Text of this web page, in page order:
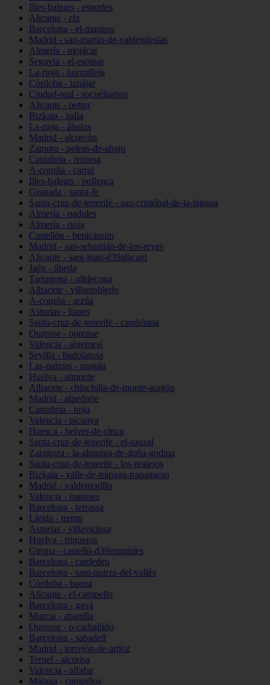
Illes-balears - esporles
Alicante - elx
Barcelona - el-masnou
Madrid - san-martín-de-valdeiglesias
Almería - mojácar
Segovia - el-espinar
La-rioja - hormilleja
Córdoba - iznájar
Ciudad-real - socuéllamos
Alicante - petrer
Bizkaia - zalla
La-rioja - ábalos
Madrid - alcorcón
Zamora - peleas-de-abajo
Cantabria - reinosa
A-coruña - carral
Illes-balears - pollença
Granada - santa-fe
Santa-cruz-de-tenerife - san-cristóbal-de-la-laguna
Almería - padules
Almería - rioja
Castellón - benicàssim
Madrid - san-sebastián-de-los-reyes
Alicante - sant-joan-d39alacant
Jaén - úbeda
Tarragona - ulldecona
Albacete - villarrobledo
A-coruña - arzúa
Asturias - llanes
Santa-cruz-de-tenerife - candelaria
Ourense - ourense
Valencia - algemesí
Sevilla - badolatosa
Las-palmas - mogán
Huelva - almonte
Albacete - chinchilla-de-monte-aragón
Madrid - alpedrete
Cantabria - noja
Valencia - picanya
Huesca - belver-de-cinca
Santa-cruz-de-tenerife - el-sauzal
Zaragoza - la-almunia-de-doña-godina
Santa-cruz-de-tenerife - los-realejos
Bizkaia - valle-de-trápaga-trapagaran
Madrid - valdemorillo
Valencia - manises
Barcelona - terrassa
Lleida - tremp
Asturias - villaviciosa
Huelva - trigueros
Girona - castelló-d39empúries
Barcelona - cardedeu
Barcelona - sant-quirze-del-vallès
Córdoba - baena
Alicante - el-campello
Barcelona - gavà
Murcia - abanilla
Ourense - o-carballiño
Barcelona - sabadell
Madrid - torrejón-de-ardoz
Teruel - alcorisa
Valencia - alfafar
Málaga - campillos